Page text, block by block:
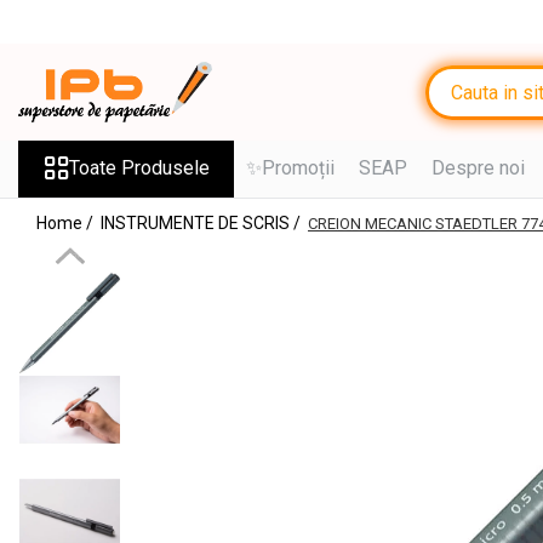
Toate Produsele
Ghiozdane, Rucsacuri, Trolere
Penare, Etuiuri, Necessaire
Jocuri Educative si Puzzle-uri
Saci de sport, Borsete
Caiete
Caiete cu 2 sau mai multe
subiecte
Caiete de Calitate
Coperți
Toate Produsele ✨Promoții SEAP Despre noi
Home / INSTRUMENTE DE SCRIS / CREION MECANIC STAEDTLER